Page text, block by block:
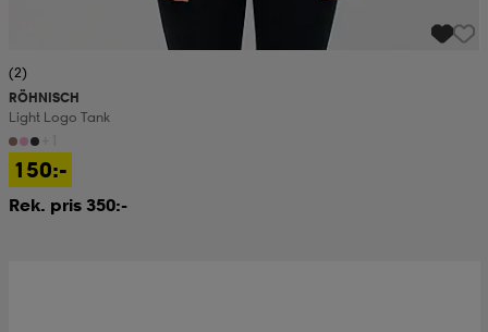
(2)
RÖHNISCH
Light Logo Tank
150:-
Rek. pris 350:-